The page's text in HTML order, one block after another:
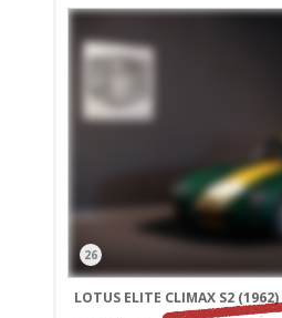
26
LOTUS ELITE CLIMAX S2 (1962)